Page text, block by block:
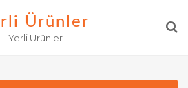
Ürünler
Yerli Ürünler